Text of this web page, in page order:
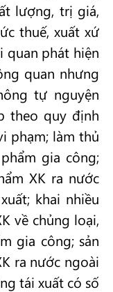
lượng, trị giá,
thuế, xuất xứ
quan phát hiện
quan nhưng
tự nguyện
theo quy định
phạm; làm thủ
gia công;
XK ra nước
khai nhiều
về chủng loại,
gia công; sản
ra nước ngoài
tái xuất có số